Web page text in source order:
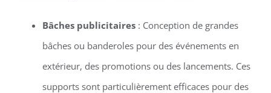
Bâches publicitaires: Conception de grandes
bâches ou banderoles pour des événements en
extérieur, des promotions ou des lancements. Ces
supports sont particulièrement efficaces pour des